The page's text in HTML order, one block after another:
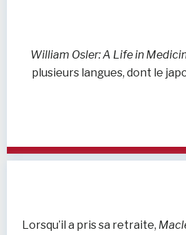
William Osler: A Life in
plusieurs langues, dont le
Lorsqu’il a pris sa retraite,